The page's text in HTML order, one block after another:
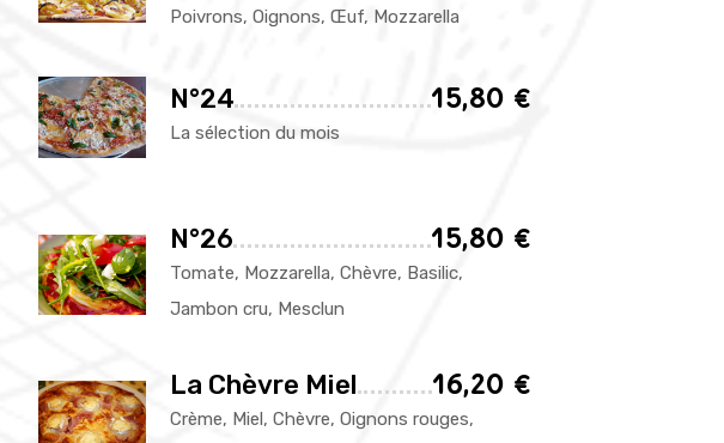
Poivrons, Oignons, Œuf, Mozzarella
N°24 15,80 €
La sélection du mois
N°26 15,80 €
Tomate, Mozzarella, Chèvre, Basilic,
Jambon cru, Mesclun
La Chèvre Miel 16,20 €
Crème, Miel, Chèvre, Oignons rouges,